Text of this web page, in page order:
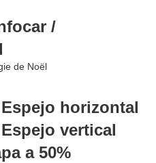
/
horizontal
vertical
a 50%